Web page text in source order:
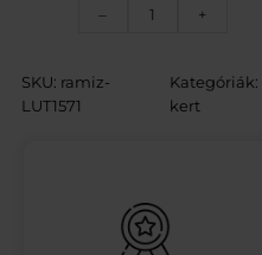
–
H
g
t
+
SKU: ramiz-
LUT1571
Kategóriák:
kert